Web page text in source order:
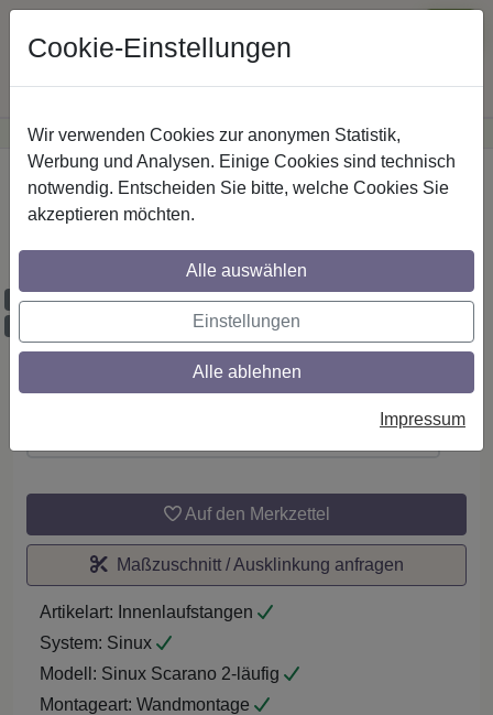
Günstige Versandkosteninnerhalb Österreichs· Sichere Zahlung
Startseite
IL-Stilg. 16 mm 2-lfg. Sinux Scarano 520
cm Edelst.-O.
Maßzuschnitt möglich
Auf den Merkzettel
Maßzuschnitt / Ausklinkung anfragen
Artikelart: Innenlaufstangen
System: Sinux
Modell: Sinux Scarano 2-läufig
Montageart: Wandmontage
Cookie-Einstellungen
Wir verwenden Cookies zur anonymen Statistik,
Werbung und Analysen. Einige Cookies sind technisch
notwendig. Entscheiden Sie bitte, welche Cookies Sie
akzeptieren möchten.
Alle auswählen
Einstellungen
Alle ablehnen
Impressum